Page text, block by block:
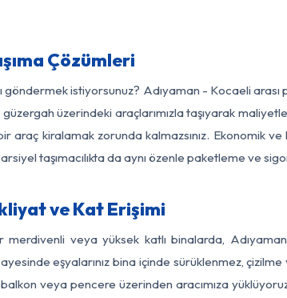
Çözümleri
göndermek istiyorsunuz? Adıyaman - Kocaeli
üzerindeki araçlarımızla taşıyarak
kiralamak zorunda kalmazsınız. Ekonomik ve
taşımacılıkta da aynı özenle paketleme ve
ve Kat Erişimi
merdivenli veya yüksek katlı binalarda,
eşyalarınız bina içinde sürüklenmez,
veya pencere üzerinden aracımıza